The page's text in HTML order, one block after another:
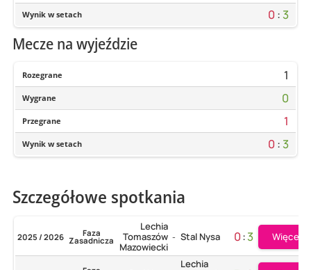
Wynik w setach 0 : 3
Mecze na wyjeździe
Rozegrane 1
Wygrane 0
Przegrane 1
Wynik w setach 0 : 3
Szczegółowe spotkania
2025 / 2026 Faza
Zasadnicza
Lechia
Tomaszów
Mazowiecki
- Stal Nysa 0:3 Więcej
Lechia